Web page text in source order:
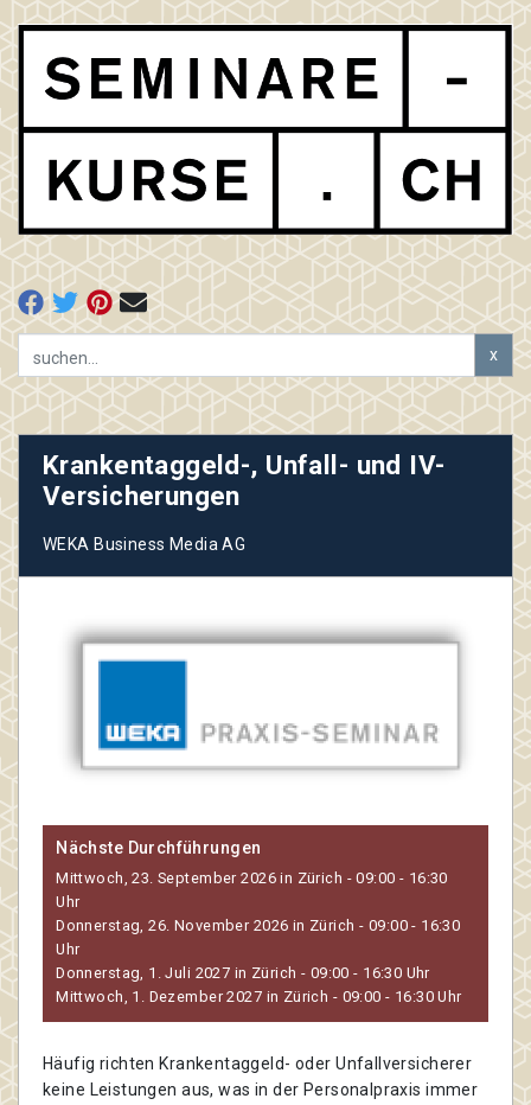
x
Krankentaggeld-, Unfall- und IV-
Versicherungen
WEKA Business Media AG
Nächste Durchführungen
Mittwoch, 23. September 2026 in Zürich - 09:00 - 16:30
Uhr
Donnerstag, 26. November 2026 in Zürich - 09:00 - 16:30
Uhr
Donnerstag, 1. Juli 2027 in Zürich - 09:00 - 16:30 Uhr
Mittwoch, 1. Dezember 2027 in Zürich - 09:00 - 16:30 Uhr
Häufig richten Krankentaggeld- oder Unfallversicherer
keine Leistungen aus, was in der Personalpraxis immer